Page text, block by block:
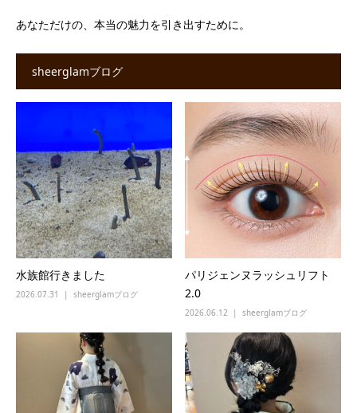
あなただけの、本当の魅力を引き出すために。
sheerglamブログ
水族館行きました
2026.07.31 sheerglamブログ
パリジェンヌラッシュリフト
2.0
2026.06.12 sheerglamブログ